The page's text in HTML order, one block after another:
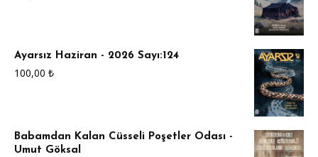
Ayarsız Haziran - 2026 Sayı:124
100,00 ₺
Babamdan Kalan Cüsseli Poşetler Odası -
Umut Göksal